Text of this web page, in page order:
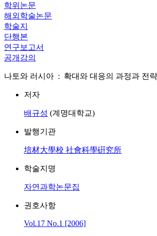
학위논문
해외학술논문
학술지
단행본
연구보고서
공개강의
나토와 러시아 : 확대와 대응의 과정과 전략 =
저자
배규성 (계명대학교)
발행기관
培材大學校 社會科學硏究所
학술지명
자연과학논문집
권호사항
Vol.17 No.1 [2006]